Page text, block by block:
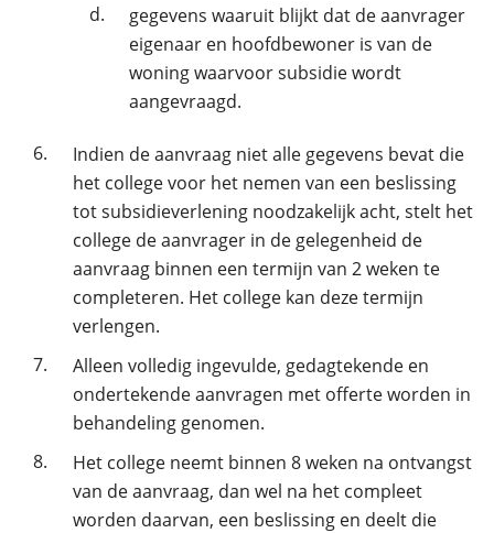
d.
gegevens waaruit blijkt dat de aanvrager
eigenaar en hoofdbewoner is van de
woning waarvoor subsidie wordt
aangevraagd.
6.
Indien de aanvraag niet alle gegevens bevat die
het college voor het nemen van een beslissing
tot subsidieverlening noodzakelijk acht, stelt het
college de aanvrager in de gelegenheid de
aanvraag binnen een termijn van 2 weken te
completeren. Het college kan deze termijn
verlengen.
7.
Alleen volledig ingevulde, gedagtekende en
ondertekende aanvragen met offerte worden in
behandeling genomen.
8.
Het college neemt binnen 8 weken na ontvangst
van de aanvraag, dan wel na het compleet
worden daarvan, een beslissing en deelt die